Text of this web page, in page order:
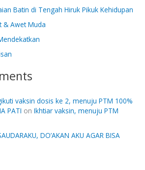
Batin di Tengah Hiruk Pikuk Kehidupan
& Awet Muda
vaksin dosis ke 2, menuju PTM 100%
PATI on Ikhtiar vaksin, menuju PTM
DO’AKAN AKU AGAR BISA